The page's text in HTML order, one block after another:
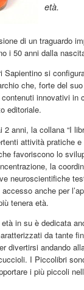
età.
di un traguardo
i 50 anni dalla
Sapientino si
che, forte del
innovativi in
editoriale.
anni, la collana “I
attività pratiche
favoriscono lo
la
neuroscientifiche
anche per
tenera età.
in su è dedicata
da tante
divertirsi andando
I Piccolibri
i più piccoli